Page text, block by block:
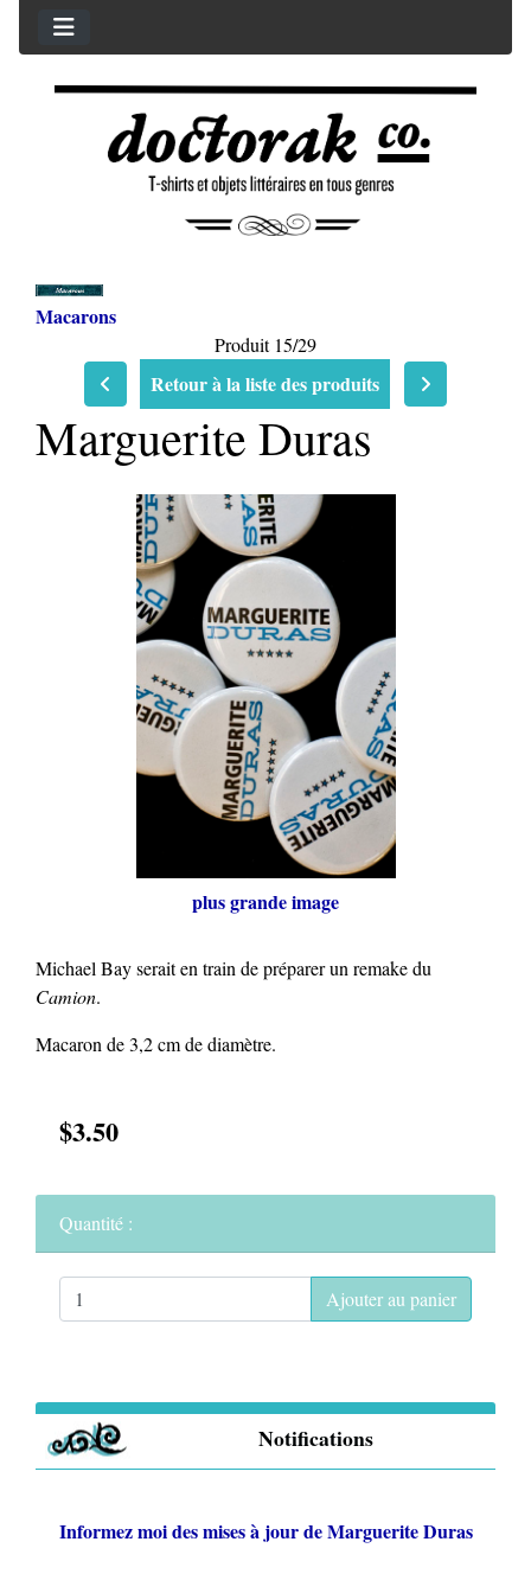
Macarons
Produit 15/29
Retour à la liste des produits
Marguerite Duras
plus grande image
Michael Bay serait en train de préparer un remake du
Camion.
Macaron de 3,2 cm de diamètre.
$3.50
Quantité :
Ajouter au panier
Notifications
Informez moi des mises à jour deMarguerite Duras